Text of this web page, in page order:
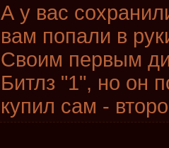
А у вас
вам попали в
Своим первым
Битлз "1", но он
купил сам -